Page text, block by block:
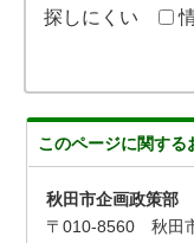
探しにくい
このページに関する
秋田市企画政策部
〒010-8560 秋田